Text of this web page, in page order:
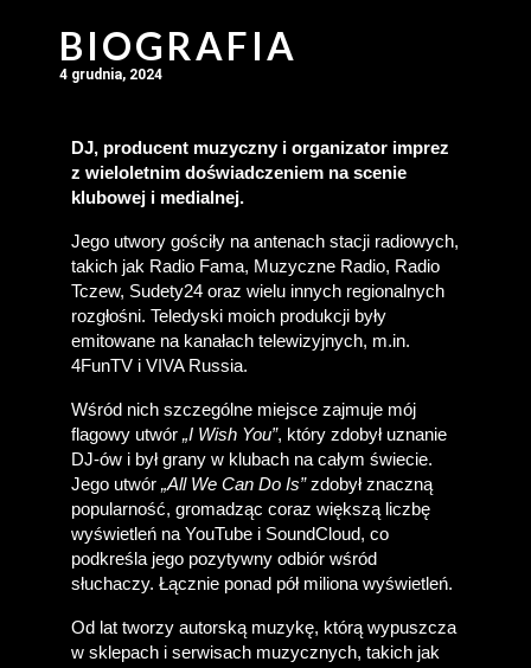
BIOGRAFIA
4 grudnia, 2024
DJ, producent muzyczny i organizator imprez
z wieloletnim doświadczeniem na scenie
klubowej i medialnej.
Jego utwory gościły na antenach stacji radiowych,
takich jak Radio Fama, Muzyczne Radio, Radio
Tczew, Sudety24 oraz wielu innych regionalnych
rozgłośni. Teledyski moich produkcji były
emitowane na kanałach telewizyjnych, m.in.
4FunTV i VIVA Russia.
Wśród nich szczególne miejsce zajmuje mój
flagowy utwór „I Wish You”, który zdobył uznanie
DJ-ów i był grany w klubach na całym świecie.
Jego utwór „All We Can Do Is” zdobył znaczną
popularność, gromadząc coraz większą liczbę
wyświetleń na YouTube i SoundCloud, co
podkreśla jego pozytywny odbiór wśród
słuchaczy. Łącznie ponad pół miliona wyświetleń.
Od lat tworzy autorską muzykę, którą wypuszcza
w sklepach i serwisach muzycznych, takich jak